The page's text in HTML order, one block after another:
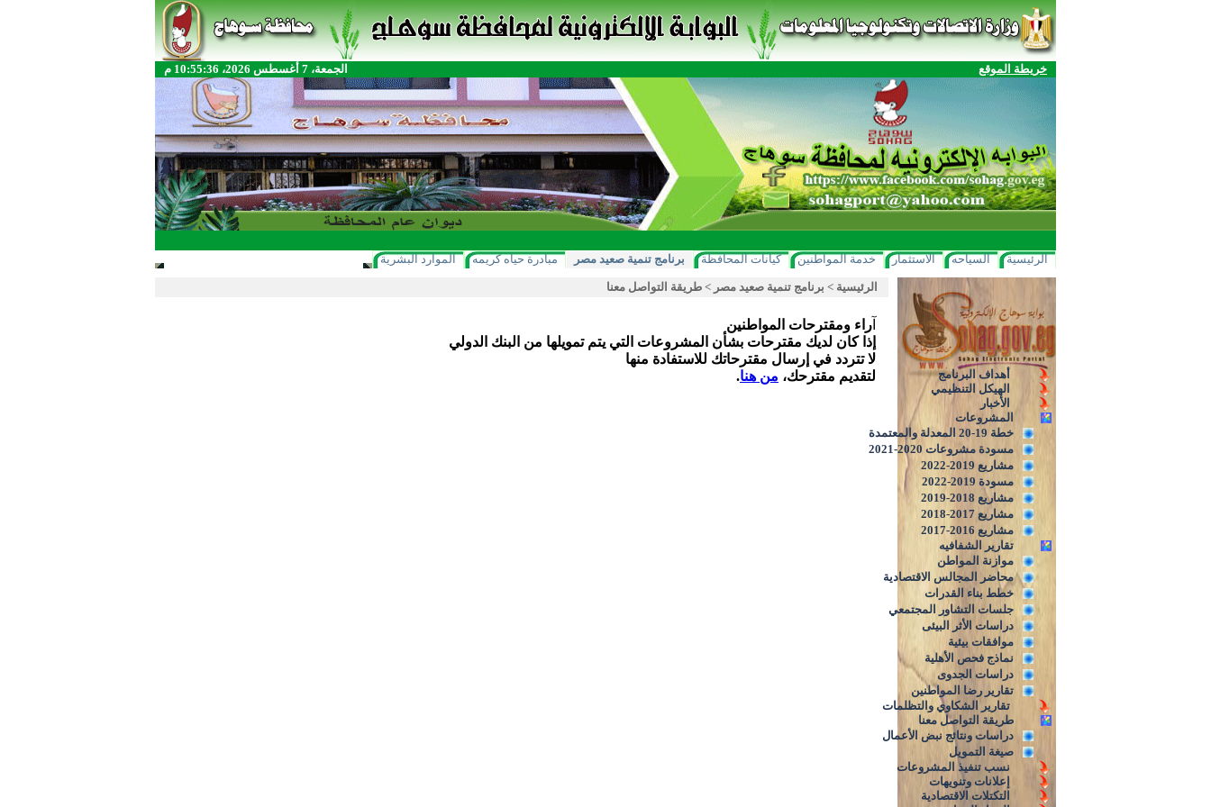
خريطة الموقع الجمعة، 7 أغسطس 2026، 10:55:36 م
الرئيسية السياحه الاستثمار خدمة المواطنين كيانات المحافظة برنامج تنمية صعيد مصر مبادرة حياه كريمه الموارد البشرية
أهداف البرنامج
الهيكل التنظيمي
الأخبار
المشروعات
خطة 19-20 المعدلة والمعتمدة
مسودة مشروعات 2020-2021
مشاريع 2019-2022
مسودة 2019-2022
مشاريع 2018-2019
مشاريع 2017-2018
مشاريع 2016-2017
تقارير الشفافيه
موازنة المواطن
محاضر المجالس الاقتصادية
خطط بناء القدرات
جلسات التشاور المجتمعي
دراسات الأثر البيئى
موافقات بيئية
نماذج فحص الأهلية
دراسات الجدوى
تقارير رضا المواطنين
تقارير الشكاوي والتظلمات
طريقة التواصل معنا
دراسات ونتائج نبض الأعمال
صيغة التمويل
نسب تنفيذ المشروعات
إعلانات وتنويهات
التكتلات الاقتصادية
الرئيسية > برنامج تنمية صعيد مصر > طريقة التواصل معنا
راء ومقترحات المواطنين
إذا كان لديك مقترحات بشأن المشروعات التي يتم تمويلها من البنك الدولي
لا تتردد في إرسال مقترحاتك للاستفادة منها
لتقديم مقترحك، من هنا.